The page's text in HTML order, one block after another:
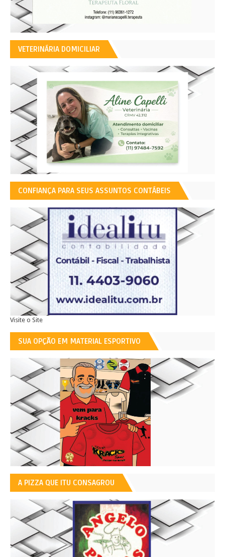
VETERINÁRIA DOMICILIAR
CONFIANÇA PARA SEUS ASSUNTOS CONTÁBEIS
Visite o Site
SUA OPÇÃO EM MATERIAL ESPORTIVO
A PIZZA QUE ITU CONSAGROU